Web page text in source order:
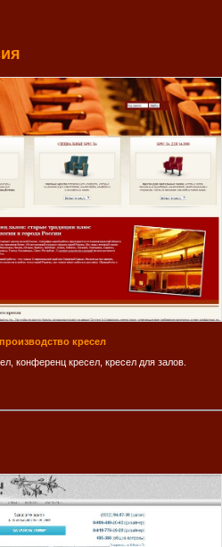
кресел
конференц кресел, кресел для залов.